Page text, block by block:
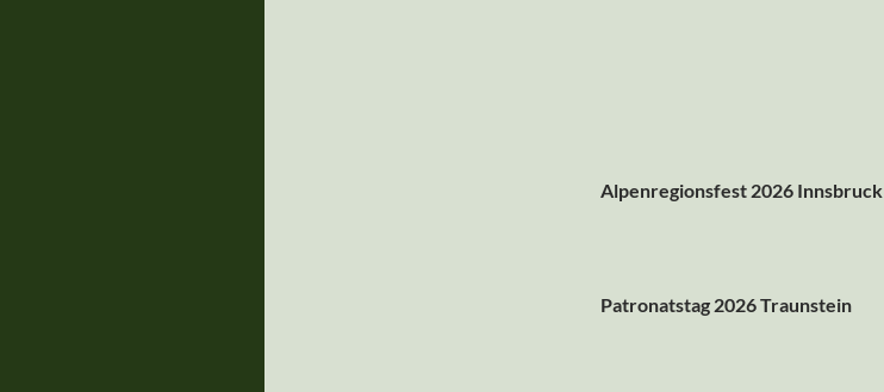
Alpenregionsfest 2026 Innsbruck
Patronatstag 2026 Traunstein